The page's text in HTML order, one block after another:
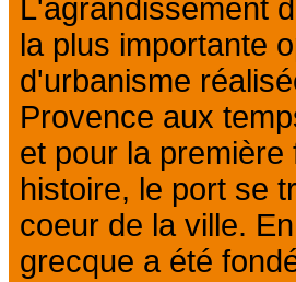
L'agrandissement
la plus importante
d'urbanisme
Provence aux
et pour la première
histoire, le port se
coeur de la ville.
grecque a été